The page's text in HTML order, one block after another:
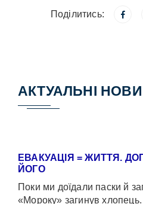
Поділитись:
АКТУАЛЬНІ
ЕВАКУАЦІЯ = ЖИТТЯ.
ЙОГО
Поки ми доїдали паски й
«Мороку» загинув